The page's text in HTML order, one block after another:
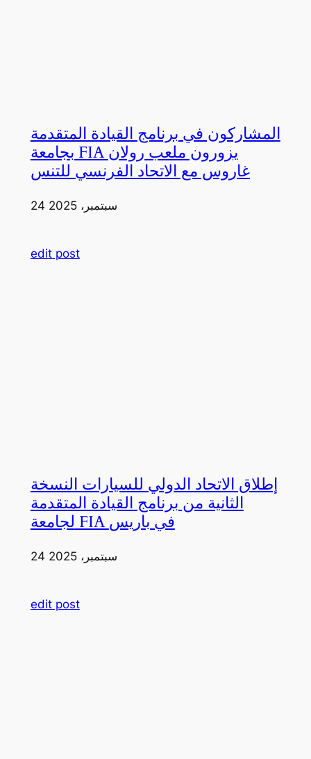
المشاركون في برنامج القيادة المتقدمة
بجامعة FIA يزورون ملعب رولان
غاروس مع الاتحاد الفرنسي للتنس
24 سبتمبر، 2025
edit post
إطلاق الاتحاد الدولي للسيارات النسخة
الثانية من برنامج القيادة المتقدمة
لجامعة FIA في باريس
24 سبتمبر، 2025
edit post